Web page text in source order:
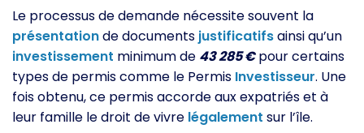
Le processus de demande nécessite souvent la
présentationde documents justificatifsainsi qu’un
investissement minimum de 43 285 €pour certains
types de permis comme le Permis Investisseur. Une
fois obtenu, ce permis accorde aux expatriés et à
leur famille le droit de vivre légalement sur l’île.